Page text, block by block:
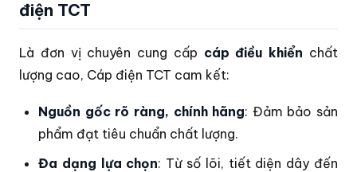
điện TCT
Là đơn vị chuyên cung cấp cáp điều khiển chất
lượng cao, Cáp điện TCT cam kết:
Nguồn gốc rõ ràng, chính hãng: Đảm bảo sản
phẩm đạt tiêu chuẩn chất lượng.
Đa dạng lựa chọn: Từ số lõi, tiết diện dây đến